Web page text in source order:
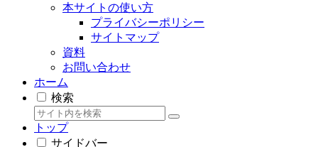
本サイトの使い方
プライバシーポリシー
サイトマップ
資料
お問い合わせ
ホーム
検索
トップ
サイドバー